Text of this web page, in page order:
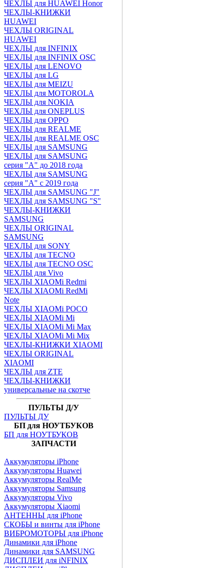
ЧЕХЛЫ для HUAWEI Honor
ЧЕХЛЫ-КНИЖКИ
HUAWEI
ЧЕХЛЫ ORIGINAL
HUAWEI
ЧЕХЛЫ для INFINIX
ЧЕХЛЫ для INFINIX OSC
ЧЕХЛЫ для LENOVO
ЧЕХЛЫ для LG
ЧЕХЛЫ для MEIZU
ЧЕХЛЫ для MOTOROLA
ЧЕХЛЫ для NOKIA
ЧЕХЛЫ для ONEPLUS
ЧЕХЛЫ для OPPO
ЧЕХЛЫ для REALME
ЧЕХЛЫ для REALME OSC
ЧЕХЛЫ для SAMSUNG
ЧЕХЛЫ для SAMSUNG
серия "A" до 2018 года
ЧЕХЛЫ для SAMSUNG
серия "A" с 2019 года
ЧЕХЛЫ для SAMSUNG "J"
ЧЕХЛЫ для SAMSUNG "S"
ЧЕХЛЫ-КНИЖКИ
SAMSUNG
ЧЕХЛЫ ORIGINAL
SAMSUNG
ЧЕХЛЫ для SONY
ЧЕХЛЫ для TECNO
ЧЕХЛЫ для TECNO OSC
ЧЕХЛЫ для Vivo
ЧЕХЛЫ XIAOMi Redmi
ЧЕХЛЫ XIAOMi RedMi
Note
ЧЕХЛЫ XIAOMi POCO
ЧЕХЛЫ XIAOMi Mi
ЧЕХЛЫ XIAOMi Mi Max
ЧЕХЛЫ XIAOMi Mi Mix
ЧЕХЛЫ-КНИЖКИ XIAOMI
ЧЕХЛЫ ORIGINAL
XIAOMI
ЧЕХЛЫ для ZTE
ЧЕХЛЫ-КНИЖКИ
универсальные на скотче
ПУЛЬТЫ Д/У
ПУЛЬТЫ ДУ
БП для НОУТБУКОВ
БП для НОУТБУКОВ
ЗАПЧАСТИ
Аккумуляторы iPhone
Аккумуляторы Huawei
Аккумуляторы RealMe
Аккумуляторы Samsung
Аккумуляторы Vivo
Аккумуляторы Xiaomi
АНТЕННЫ для iPhone
СКОБЫ и винты для iPhone
ВИБРОМОТОРЫ для iPhone
Динамики для iPhone
Динамики для SAMSUNG
ДИСПЛЕИ для iNFINIX